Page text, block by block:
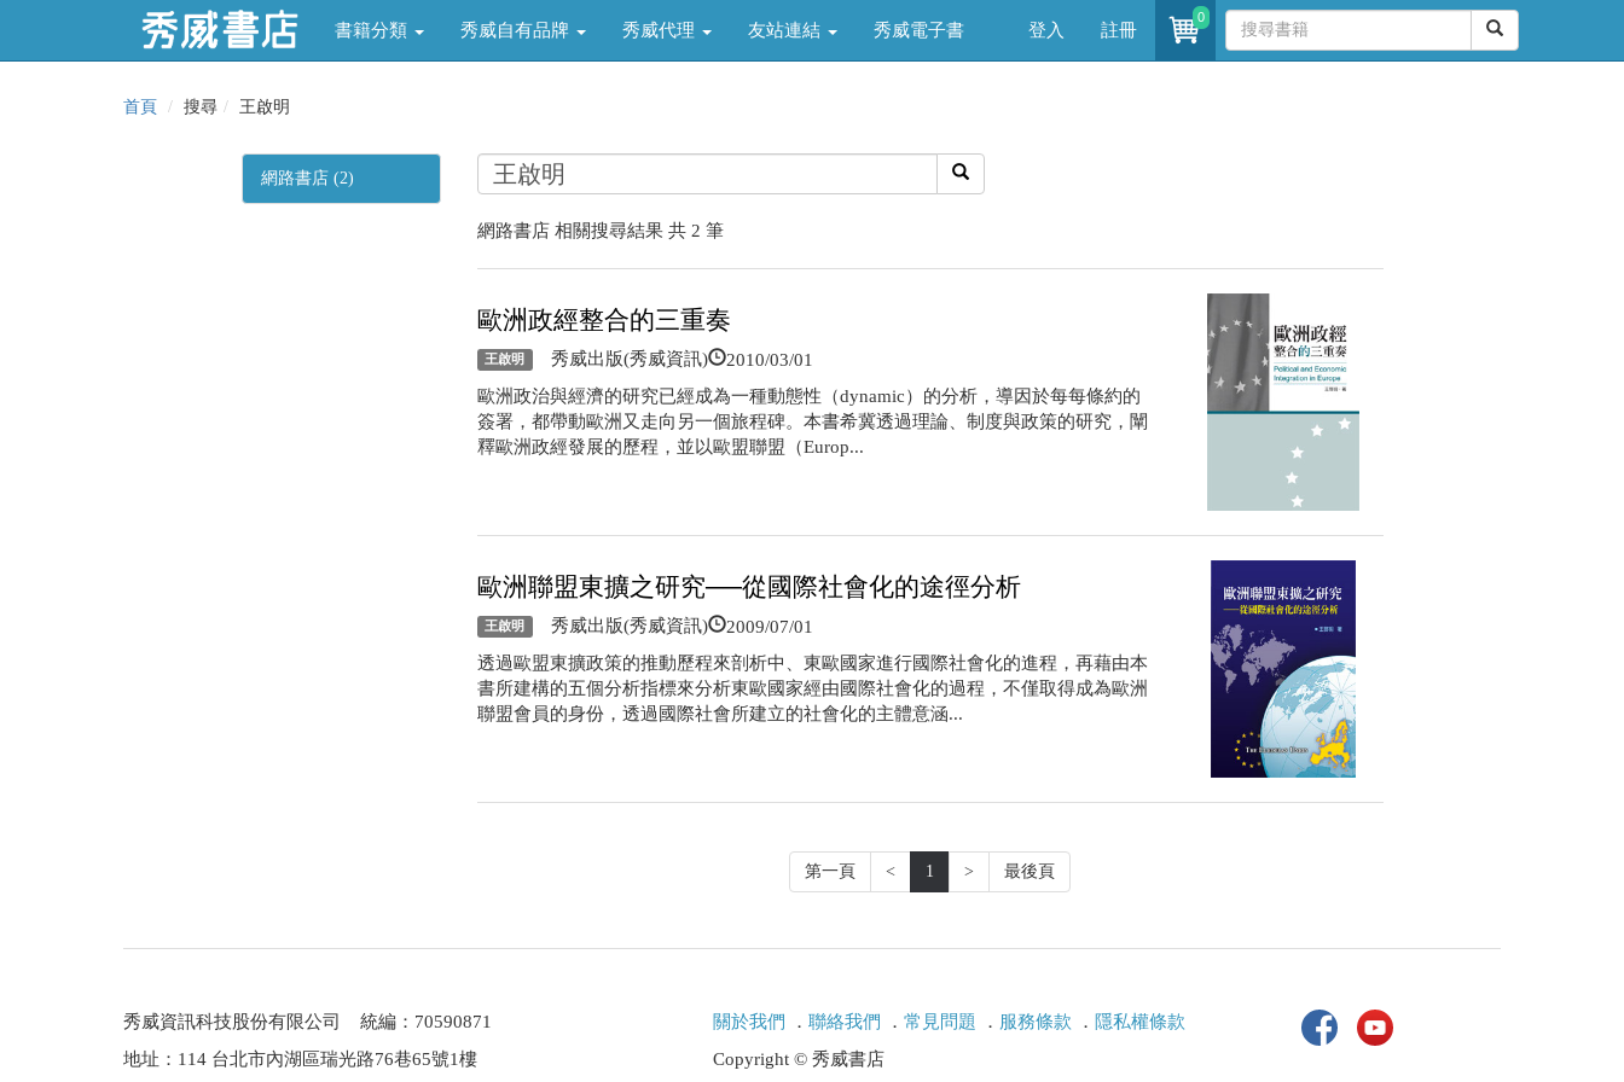
書籍分類 秀威自有品牌 秀威代理 友站連結 秀威電子書 登入 註冊
0
首頁 搜尋 王啟明
網路書店 (2)
網路書店 相關搜尋結果 共 2 筆
歐洲政經整合的三重奏
王啟明 秀威出版(秀威資訊) 2010/03/01
歐洲政治與經濟的研究已經成為一種動態性（dynamic）的分析，導因於每每條約的
簽署，都帶動歐洲又走向另一個旅程碑。本書希冀透過理論、制度與政策的研究，闡
釋歐洲政經發展的歷程，並以歐盟聯盟（Europ...
歐洲聯盟東擴之研究──從國際社會化的途徑分析
王啟明 秀威出版(秀威資訊) 2009/07/01
透過歐盟東擴政策的推動歷程來剖析中、東歐國家進行國際社會化的進程，再藉由本
書所建構的五個分析指標來分析東歐國家經由國際社會化的過程，不僅取得成為歐洲
聯盟會員的身份，透過國際社會所建立的社會化的主體意涵...
第一頁 < 1 > 最後頁
秀威資訊科技股份有限公司 統編：70590871
地址：114 台北市內湖區瑞光路76巷65號1樓
關於我們 ． 聯絡我們 ． 常見問題 ． 服務條款 ． 隱私權條款
Copyright © 秀威書店